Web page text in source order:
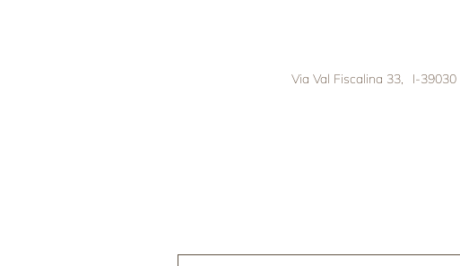
Via Val Fiscalina 33, I-39030